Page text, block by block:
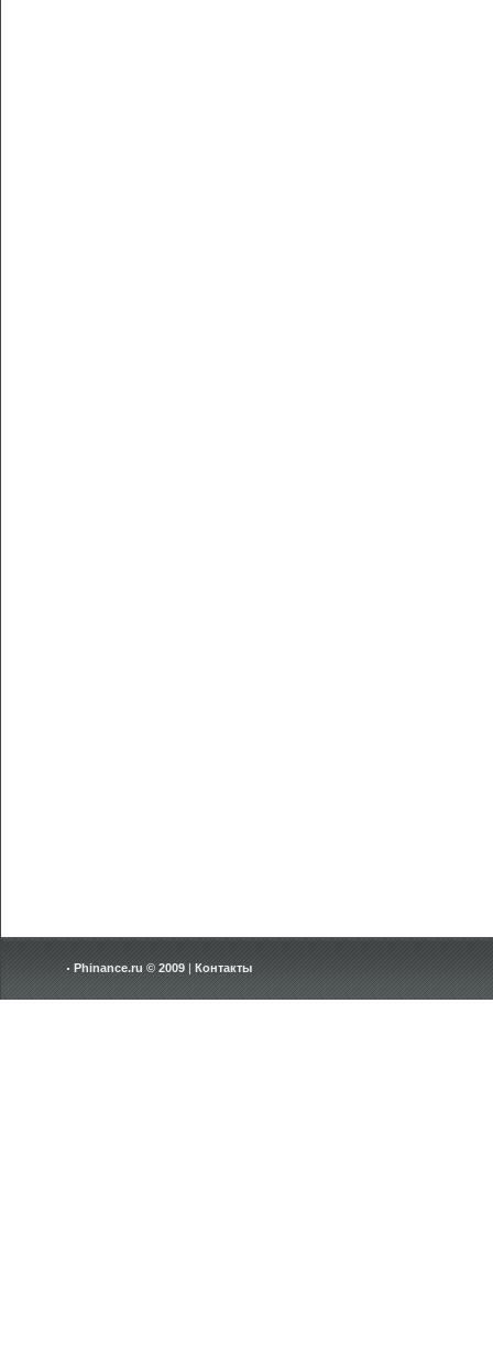
Phinance.ru © 2009 | Контакты